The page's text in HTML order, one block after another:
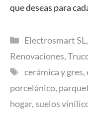
que deseas para
Categorías
Electrosmart SL,
Renovaciones,
Etiquetas
cerámica y gres,
porcelánico,
hogar, suelos